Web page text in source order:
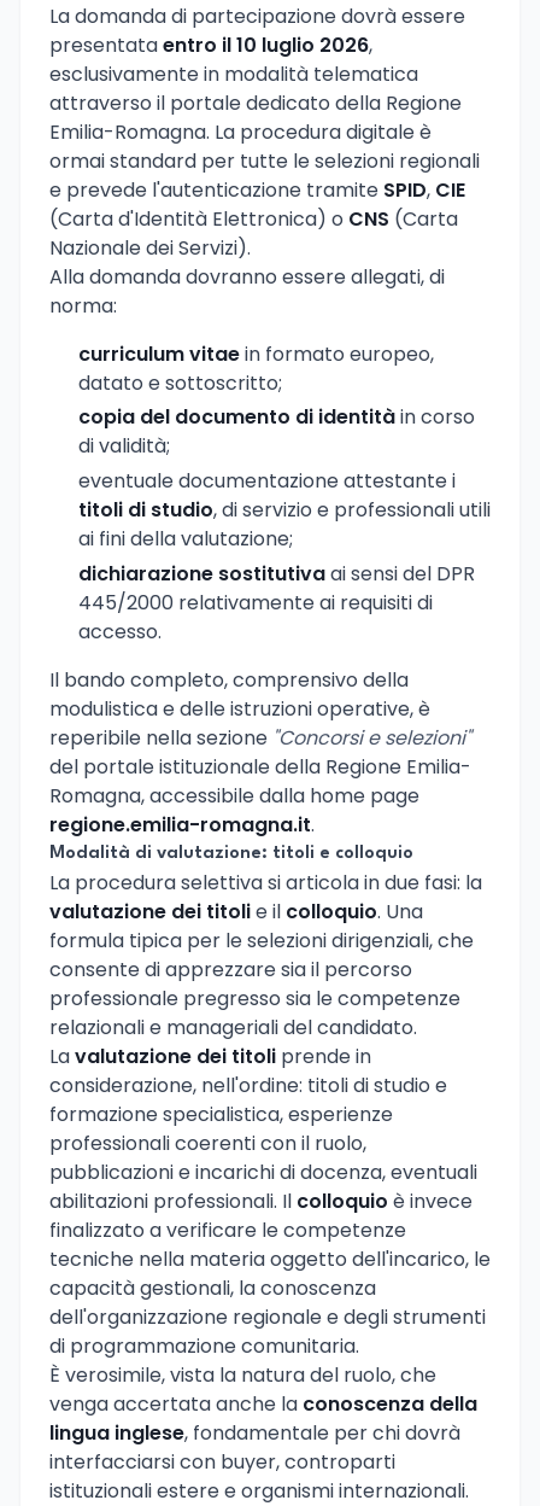
La domanda di partecipazione dovrà essere
presentataentro il 10 luglio 2026,
esclusivamente in modalità telematica
attraverso il portale dedicato della Regione
Emilia-Romagna. La procedura digitale è
ormai standard per tutte le selezioni regionali
e prevede l'autenticazione tramite SPID, CIE
(Carta d'Identità Elettronica) o CNS (Carta
Nazionale dei Servizi).
Alla domanda dovranno essere allegati, di
norma:
curriculum vitaein formato europeo,
datato e sottoscritto;
copia del documento di identitàin corso
di validità;
eventuale documentazione attestante i
titoli di studio, di servizio e professionali utili
ai fini della valutazione;
dichiarazione sostitutivaai sensi del DPR
445/2000 relativamente ai requisiti di
accesso.
Il bando completo, comprensivo della
modulistica e delle istruzioni operative, è
reperibile nella sezione "Concorsi e selezioni"
del portale istituzionale della Regione Emilia-
Romagna, accessibile dalla home page
regione.emilia-romagna.it.
Modalità di valutazione: titoli e colloquio
La procedura selettiva si articola in due fasi: la
valutazione dei titolie il colloquio. Una
formula tipica per le selezioni dirigenziali, che
consente di apprezzare sia il percorso
professionale pregresso sia le competenze
relazionali e manageriali del candidato.
Lavalutazione dei titoli prende in
considerazione, nell'ordine: titoli di studio e
formazione specialistica, esperienze
professionali coerenti con il ruolo,
pubblicazioni e incarichi di docenza, eventuali
abilitazioni professionali. Il colloquio è invece
finalizzato a verificare le competenze
tecniche nella materia oggetto dell'incarico, le
capacità gestionali, la conoscenza
dell'organizzazione regionale e degli strumenti
di programmazione comunitaria.
È verosimile, vista la natura del ruolo, che
venga accertata anche la conoscenza della
lingua inglese, fondamentale per chi dovrà
interfacciarsi con buyer, controparti
istituzionali estere e organismi internazionali.